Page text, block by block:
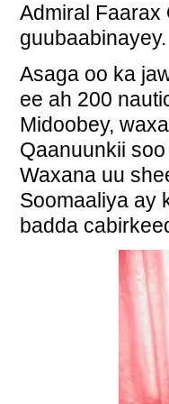
Admiral Faarax
guubaabinayey.
Asaga oo ka
ee ah 200
Midoobey,
Qaanuunkii
Waxana uu
Soomaaliya ay
badda